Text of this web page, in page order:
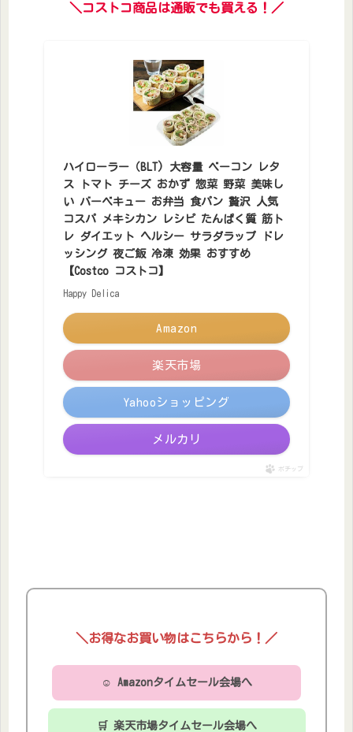
＼コストコ商品は通販でも買える！／
ハイローラー（BLT) 大容量 ベーコン レタ
ス トマト チーズ おかず 惣菜 野菜 美味し
い バーベキュー お弁当 食パン 贅沢 人気
コスパ メキシカン レシピ たんぱく質 筋ト
レ ダイエット ヘルシー サラダラップ ドレ
ッシング 夜ご飯 冷凍 効果 おすすめ
【Costco コストコ】
Happy Delica
Amazon
楽天市場
Yahooショッピング
メルカリ
ポチップ
＼お得なお買い物はこちらから！／
☺ Amazonタイムセール会場へ
🛒 楽天市場タイムセール会場へ